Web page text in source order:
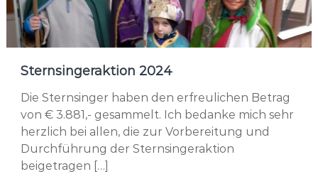
Sternsingeraktion 2024
Die Sternsinger haben den erfreulichen Betrag
von € 3.881,- gesammelt. Ich bedanke mich sehr
herzlich bei allen, die zur Vorbereitung und
Durchführung der Sternsingeraktion
beigetragen […]